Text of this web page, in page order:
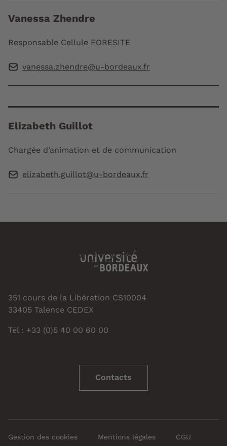
Vanessa Zhendre
Responsable Cellule FORESITE
vanessa.zhendre@u-bordeaux.fr
Elizabeth Guillot
Chargée d’animation et de communication
elizabeth.guillot@u-bordeaux.fr
351 cours de la Libération CS10004
33405 Talence CEDEX
Tél : +33 (0)5 40 00 60 00
Contacts
Gestion des cookies Mentions légales CGU